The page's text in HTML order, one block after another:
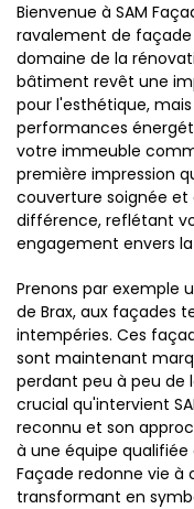
Bienvenue à SAM
ravalement de façade
domaine de la
bâtiment revêt une
pour l'esthétique,
performances
votre immeuble
première impression
couverture soignée
différence, reflétant
engagement envers
Prenons par exemple
de Brax, aux façades
intempéries. Ces
sont maintenant
perdant peu à peu de
crucial qu'intervient
reconnu et son
à une équipe qualifiée
Façade redonne vie à
transformant en